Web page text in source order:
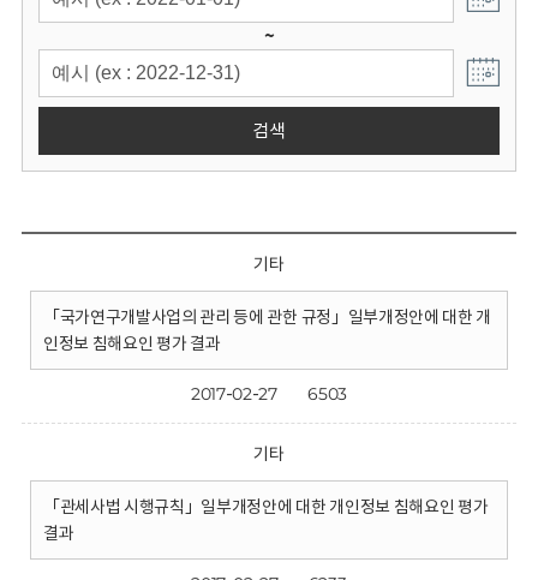
~
검색
기타
「국가연구개발사업의 관리 등에 관한 규정」일부개정안에 대한 개
인정보 침해요인 평가 결과
2017-02-27 6503
기타
「관세사법 시행규칙」일부개정안에 대한 개인정보 침해요인 평가
결과